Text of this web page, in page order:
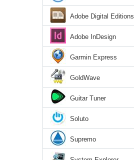
Adobe Digital Editions
Adobe InDesign
Garmin Express
GoldWave
Guitar Tuner
Soluto
Supremo